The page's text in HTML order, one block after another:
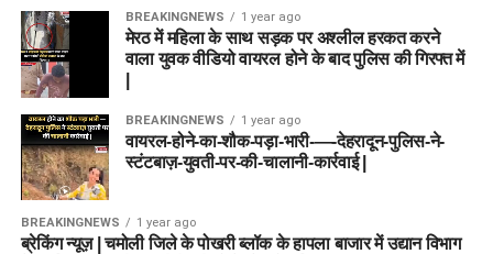
BREAKINGNEWS 1 year ago
मेरठ में महिला के साथ सड़क पर अश्लील हरकत करने
वाला युवक वीडियो वायरल होने के बाद पुलिस की गिरफ्त में
BREAKINGNEWS 1 year ago
वायरल-होने-का-शौक-पड़ा-भारी-—-देहरादून-पुलिस-ने-
स्टंटबाज़-युवती-पर-की-चालानी-कार्रवाई |
BREAKINGNEWS 1 year ago
ब्रेकिंग न्यूज़ | चमोली जिले के पोखरी ब्लॉक के हापला बाजार में उद्यान विभाग